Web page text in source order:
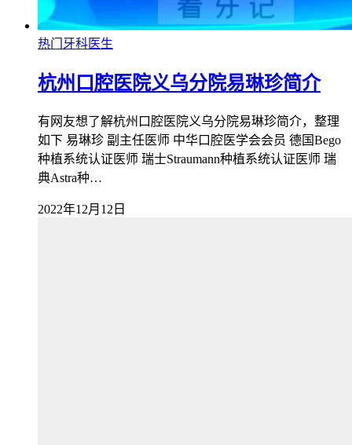
热门牙科医生
杭州口腔医院义乌分院易琳珍简介
有网友想了解杭州口腔医院义乌分院易琳珍简介，整理
如下 易琳珍 副主任医师 中华口腔医学会会员 德国Bego
种植系统认证医师 瑞士Straumann种植系统认证医师 瑞
典Astra种…
2022年12月12日